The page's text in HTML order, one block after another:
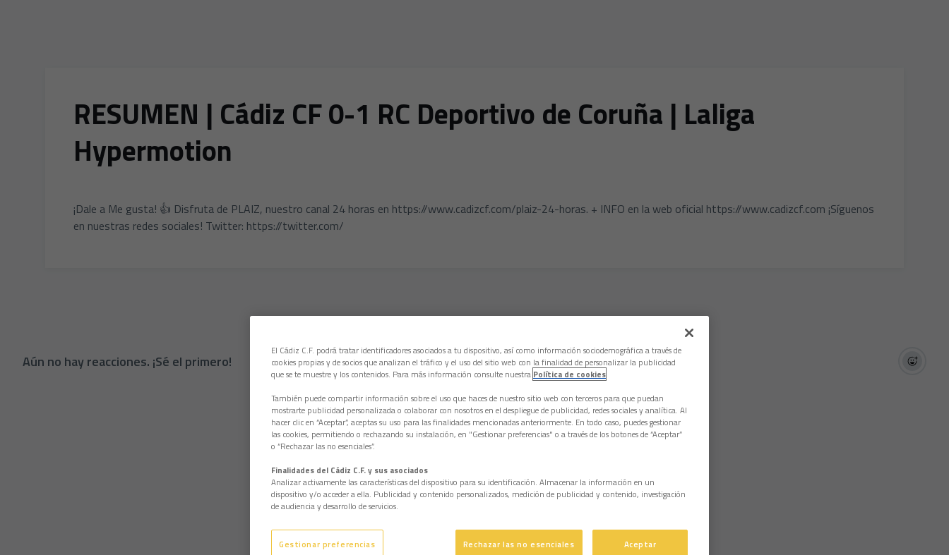
RESUMEN | Cádiz CF 0-1 RC Deportivo de Coruña | Laliga
Hypermotion
¡Dale a Me gusta! 👍 Disfruta de PLAIZ, nuestro canal 24 horas en https://www.cadizcf.com/plaiz-24-horas. + INFO en la web oficial https://www.cadizcf.com ¡Síguenos
en nuestras redes sociales! Twitter: https://twitter.com/
Aún no hay reacciones. ¡Sé el primero!
El Cádiz C.F. podrá tratar identificadores asociados a tu dispositivo, así como información sociodemográfica a través de
cookies propias y de socios que analizan el tráfico y el uso del sitio web con la finalidad de personalizar la publicidad
que se te muestre y los contenidos. Para más información consulte nuestra Política de cookies
También puede compartir información sobre el uso que haces de nuestro sitio web con terceros para que puedan
mostrarte publicidad personalizada o colaborar con nosotros en el despliegue de publicidad, redes sociales y analítica. Al
hacer clic en “Aceptar”, aceptas su uso para las finalidades mencionadas anteriormente. En todo caso, puedes gestionar
las cookies, permitiendo o rechazando su instalación, en "Gestionar preferencias" o a través de los botones de “Aceptar”
o “Rechazar las no esenciales”.
Finalidades del Cádiz C.F. y sus asociados
Analizar activamente las características del dispositivo para su identificación. Almacenar la información en un
dispositivo y/o acceder a ella. Publicidad y contenido personalizados, medición de publicidad y contenido, investigación
de audiencia y desarrollo de servicios.
Gestionar preferencias Rechazar las no esenciales Aceptar